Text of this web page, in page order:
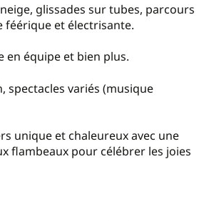
glissades sur tubes, parcours
féérique et électrisante.
en équipe et bien plus.
variés (musique
unique et chaleureux avec une
flambeaux pour célébrer les joies